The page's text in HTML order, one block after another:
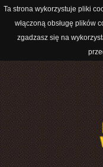
Ta strona wykorzystuje pliki
włączoną obsługę plików
zgadzasz się na